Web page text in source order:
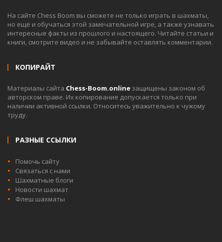
На сайте Chess Boom вы сможете не только играть в шахматы,
но ещё и обучаться этой замечательной игре, а также узнавать
интересные факты из прошлого и настоящего. Читайте статьи и
книги, смотрите видео и не забывайте оставлять комментарии.
КОПИРАЙТ
Материалы сайта Chess-Boom.online защищены законом об
авторском праве. Их копирование допускается только при
наличии активной ссылки. Относитесь уважительно к чужому
труду.
РАЗНЫЕ ССЫЛКИ
Помочь сайту
Связаться с нами
Шахматные блоги
Новости шахмат
Флеш шахматы